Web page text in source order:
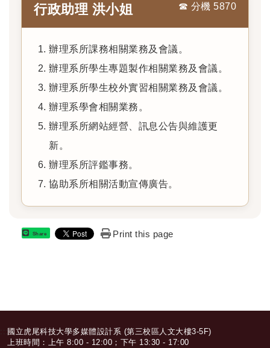
行政助理 洪小姐 ☎ 分機 5870
辦理系所課務相關業務及會議。
辦理系所學生專題製作相關業務及會議。
辦理系所學生校外實習相關業務及會議。
辦理系學會相關業務。
辦理系所網站經營、訊息公告與維護更
新。
辦理系所評鑑事務。
協助系所相關活動宣傳廣告。
Share Print this page
:::國立虎尾科技大學多媒體設計系 (第三校區人文大樓3-5F)
上班時間：上午 8:00 - 12:00；下午 13:30 - 17:00